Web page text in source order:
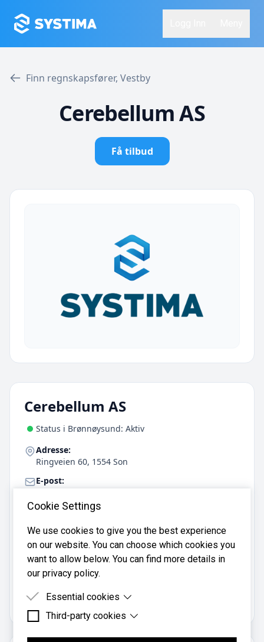
Finn regnskapsfører, Vestby
Cerebellum AS
Få tilbud
Cerebellum AS
Status i Brønnøysund: Aktiv
Adresse:
Ringveien 60, 1554 Son
E-post:
Telefon:
Mobil:
90886203
Cerebellum AS er registrert i
med organisasjonsnummer
Cookie Settings
We use cookies to give you the best experience
on our website. You can choose which cookies you
want to allow below. You can find more details in
our privacy policy.
Essential cookies
Essential cookies are cookies that are needed for
Third-party cookies
Third-party cookies are cookies set by third-party